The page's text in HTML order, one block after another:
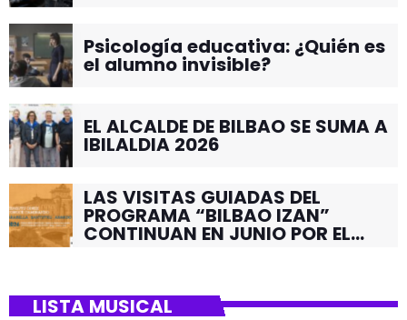
Psicología educativa: ¿Quién es
el alumno invisible?
EL ALCALDE DE BILBAO SE SUMA A
IBILALDIA 2026
LAS VISITAS GUIADAS DEL
PROGRAMA “BILBAO IZAN”
CONTINUAN EN JUNIO POR EL
LISTA MUSICAL